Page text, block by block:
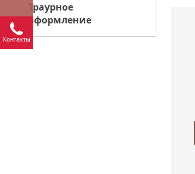
Траурное
оформление
Контакты